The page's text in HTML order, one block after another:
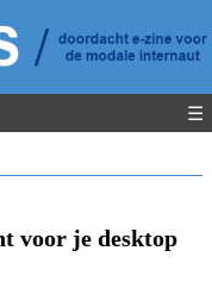
☰
voor je desktop